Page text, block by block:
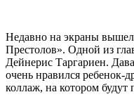
Недавно на экраны
Престолов». Одной из
Дейнерис Таргариен.
очень нравился ребенок-
коллаж, на котором будут